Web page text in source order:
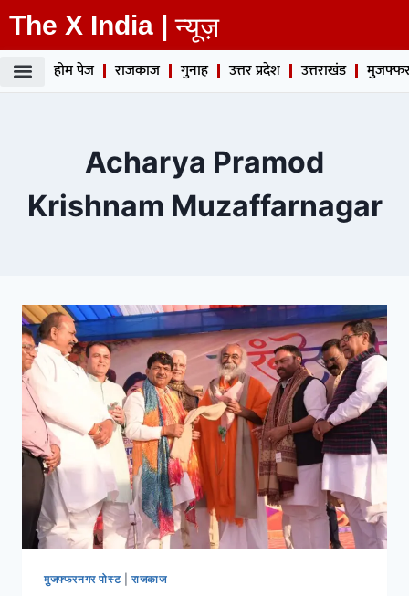
The X India | न्यूज़
होम पेज राजकाज गुनाह उत्तर प्रदेश उत्तराखंड
Acharya Pramod
Krishnam Muzaffarnagar
मुजफ्फरनगर पोस्ट| राजकाज